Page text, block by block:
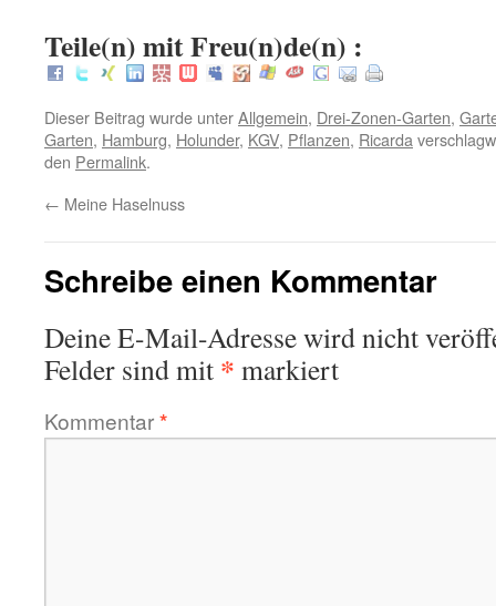
Teile(n) mit Freu(n)de(n) :
Dieser Beitrag wurde unterAllgemein, Drei-Zonen-Garten,
Garten, Hamburg, Holunder, KGV, Pflanzen, Ricarda
den Permalink.
← Meine Haselnuss
Schreibe einen Kommentar
Deine E-Mail-Adresse wird nicht
Felder sind mit * markiert
Kommentar*